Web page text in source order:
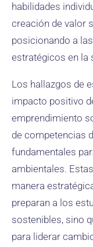
habilidades
creación de valor
posicionando a
estratégicos en la
Los hallazgos de
impacto positivo
emprendimiento
de competencias
fundamentales
ambientales.
manera
preparan a los
sostenibles, sino
para liderar